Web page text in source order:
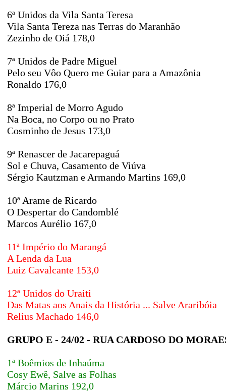
6ª Unidos da Vila Santa Teresa
Vila Santa Tereza nas Terras do Maranhão
Zezinho de Oiá 178,0
7ª Unidos de Padre Miguel
Pelo seu Vôo Quero me Guiar para a Amazônia
Ronaldo 176,0
8ª Imperial de Morro Agudo
Na Boca, no Corpo ou no Prato
Cosminho de Jesus 173,0
9ª Renascer de Jacarepaguá
Sol e Chuva, Casamento de Viúva
Sérgio Kautzman e Armando Martins 169,0
10ª Arame de Ricardo
O Despertar do Candomblé
Marcos Aurélio 167,0
11ª Império do Marangá
A Lenda da Lua
Luiz Cavalcante 153,0
12ª Unidos do Uraiti
Das Matas aos Anais da História ... Salve Araribóia
Relius Machado 146,0
GRUPO E - 24/02 - RUA CARDOSO DO
1ª Boêmios de Inhaúma
Cosy Ewê, Salve as Folhas
Márcio Marins 192,0